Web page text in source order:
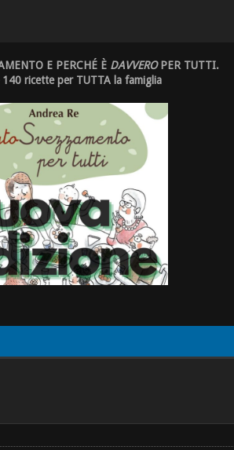
E PERCHÉ È DAVVEROPER TUTTI.
ricette per TUTTA la famiglia